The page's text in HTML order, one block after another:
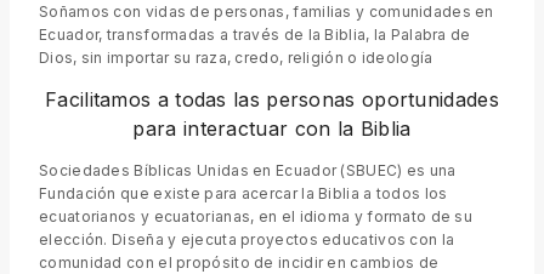
Soñamos con vidas de personas, familias y comunidades en
Ecuador, transformadas a través de la Biblia, la Palabra de
Dios, sin importar su raza, credo, religión o ideología
Facilitamos a todas las personas oportunidades
para interactuar con la Biblia
Sociedades Bíblicas Unidas en Ecuador (SBUEC) es una
Fundación que existe para acercar la Biblia a todos los
ecuatorianos y ecuatorianas, en el idioma y formato de su
elección. Diseña y ejecuta proyectos educativos con la
comunidad con el propósito de incidir en cambios de